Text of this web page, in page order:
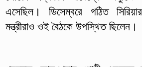
এসেছিল। ডিসেম্বরে গঠিত
মন্ত্রীরাও ওই বৈঠকে উপস্থিত ছিলেন।